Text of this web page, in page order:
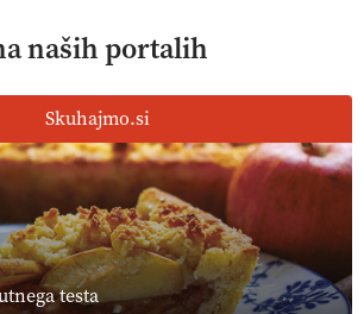
naših portalih
Skuhajmo.si
testa